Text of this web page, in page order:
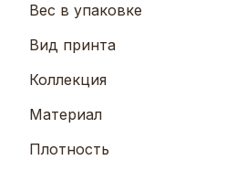
Вес в упаковке
Вид принта
Коллекция
Материал
Плотность